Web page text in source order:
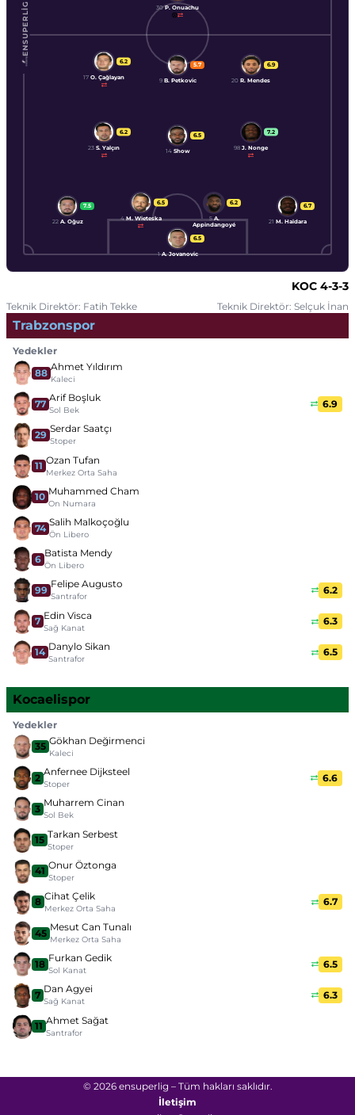
ENSUPERLIG 30 P. Onuachu
6.5
1 A. Jovanovic
7.5
22 A. Oğuz
6.5
4 M. Wieteska
6.2
5 A.
Appindangoyé
6.7
21 M. Haïdara
6.2
23 S. Yalçın
6.5
14 Show
7.2
98 J. Nonge
6.2
17 O. Çağlayan
5.7
9 B. Petkovic
6.9
20 R. Mendes
KOC 4-3-3
Teknik Direktör: Fatih Tekke Teknik Direktör: Selçuk İnan
Trabzonspor
Yedekler
88 Ahmet Yıldırım
Kaleci
77 Arif Boşluk
Sol Bek
6.9
29 Serdar Saatçı
Stoper
11 Ozan Tufan
Merkez Orta Saha
10 Muhammed Cham
On Numara
74 Salih Malkoçoğlu
Ön Libero
6 Batista Mendy
Ön Libero
99 Felipe Augusto
Santrafor
6.2
7 Edin Visca
Sağ Kanat
6.3
14 Danylo Sikan
Santrafor
6.5
Kocaelispor
Yedekler
35 Gökhan Değirmenci
Kaleci
2 Anfernee Dijksteel
Stoper
6.6
3 Muharrem Cinan
Sol Bek
15 Tarkan Serbest
Stoper
41 Onur Öztonga
Stoper
8 Cihat Çelik
Merkez Orta Saha
6.7
45 Mesut Can Tunalı
Merkez Orta Saha
18 Furkan Gedik
Sol Kanat
6.5
7 Dan Agyei
Sağ Kanat
6.3
11 Ahmet Sağat
Santrafor
© 2026 ensuperlig – Tüm hakları saklıdır.
İletişim